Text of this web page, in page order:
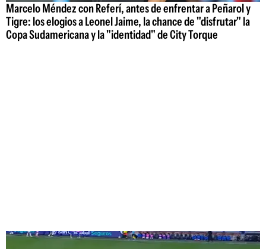
Marcelo Méndez con Referí, antes de enfrentar a Peñarol y
Tigre: los elogios a Leonel Jaime, la chance de "disfrutar" la
Copa Sudamericana y la "identidad" de City Torque